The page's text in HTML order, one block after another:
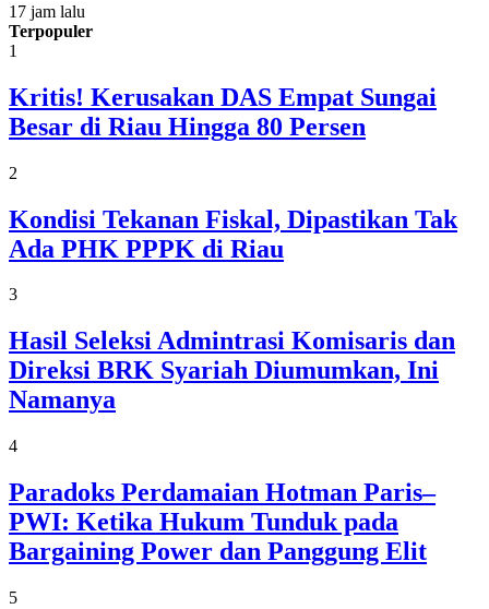
17 jam lalu
Terpopuler
1
Kritis! Kerusakan DAS Empat Sungai
Besar di Riau Hingga 80 Persen
2
Kondisi Tekanan Fiskal, Dipastikan Tak
Ada PHK PPPK di Riau
3
Hasil Seleksi Admintrasi Komisaris dan
Direksi BRK Syariah Diumumkan, Ini
Namanya
4
Paradoks Perdamaian Hotman Paris–
PWI: Ketika Hukum Tunduk pada
Bargaining Power dan Panggung Elit
5